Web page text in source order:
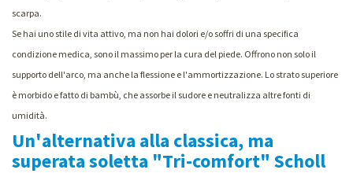
scarpa.
Se hai uno stile di vita attivo, ma non hai dolori e/o soffri di una specifica
condizione medica, sono il massimo per la cura del piede. Offrono non solo il
supporto dell'arco, ma anche la flessione e l'ammortizzazione. Lo strato superiore
è morbido e fatto di bambù, che assorbe il sudore e neutralizza altre fonti di
umidità.
Un'alternativa alla classica, ma
superata soletta "Tri-comfort" Scholl